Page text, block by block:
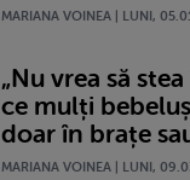
MARIANA VOINEA | LUNI,
„Nu vrea să
ce mulți
doar în brațe
MARIANA VOINEA | LUNI,